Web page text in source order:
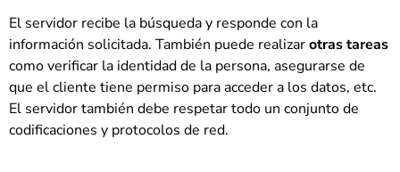
El servidor recibe la búsqueda y responde con la
información solicitada. También puede realizarotras tareas
como verificar la identidad de la persona, asegurarse de
que el cliente tiene permiso para acceder a los datos, etc.
El servidor también debe respetar todo un conjunto de
codificaciones y protocolos de red.